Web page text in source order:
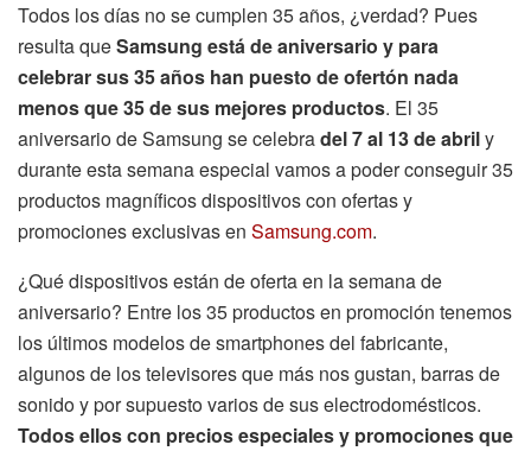
Todos los días no se cumplen 35 años, ¿verdad? Pues
resulta queSamsung está de aniversario y para
celebrar sus 35 años han puesto de ofertón nada
menos que 35 de sus mejores productos. El 35
aniversario de Samsung se celebradel 7 al 13 de abrily
durante esta semana especial vamos a poder conseguir 35
productos magníficos dispositivos con ofertas y
promociones exclusivas en Samsung.com.
¿Qué dispositivos están de oferta en la semana de
aniversario? Entre los 35 productos en promoción tenemos
los últimos modelos de smartphones del fabricante,
algunos de los televisores que más nos gustan, barras de
sonido y por supuesto varios de sus electrodomésticos.
Todos ellos con precios especiales y promociones que